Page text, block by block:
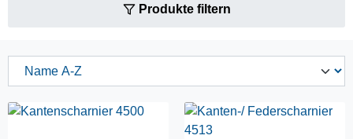
Produkte filtern